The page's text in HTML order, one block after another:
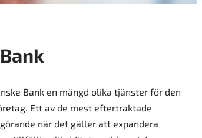
Bank en mängd olika tjänster för den
Ett av de mest eftertraktade
när det gäller att expandera